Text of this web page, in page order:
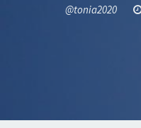
@tonia2020